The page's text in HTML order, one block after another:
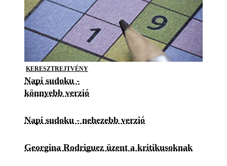
KERESZTREJTVÉNY
Napi sudoku -
könnyebb verzió
Napi sudoku - nehezebb verzió
Georgina Rodriguez üzent a kritikusoknak